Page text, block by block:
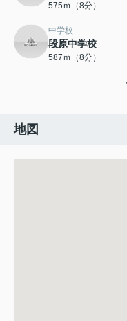
575ｍ（8分）
中学校
段原中学校
587ｍ（8分）
地図